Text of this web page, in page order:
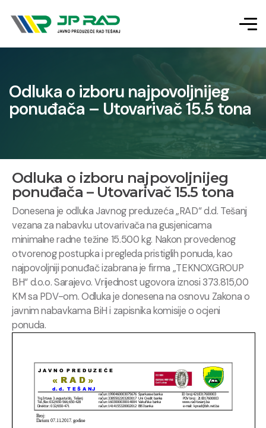
Odluka o izboru najpovoljnijeg
ponuđača – Utovarivač 15.5 tona
Odluka o izboru najpovoljnijeg
ponuđača – Utovarivač 15.5 tona
Donesena je odluka Javnog preduzeća „RAD“ d.d. Tešanj
vezana za nabavku utovarivača na gusjenicama
minimalne radne težine 15.500 kg. Nakon provedenog
otvorenog postupka i pregleda pristiglih ponuda, kao
najpovoljniji ponuđač izabrana je firma „TEKNOXGROUP
BH“ d.o.o. Sarajevo. Vrijednost ugovora iznosi 373.815,00
KM sa PDV-om. Odluka je donesena na osnovu Zakona o
javnim nabavkama BiH i zapisnika komisije o ocjeni
ponuda.